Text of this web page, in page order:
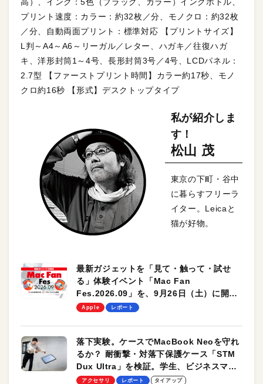
高）、インク：5色（ブラック、カラー）インクボトル、
プリント速度：カラー：約32枚／分、モノクロ：約32枚
／分、自動両面プリント：標準対応 【プリントサイズ】
L判～A4～A6～リーガル／レター、ハガキ／往復ハガ
キ、洋形封筒1～4号、長形封筒3号／4号、LCDパネル：
2.7型 【ファーストプリント時間】カラー約17秒、モノ
クロ約16秒 【形式】デスクトップタイプ
私が紹介しま
す！
松山 茂
東京の下町・谷中
に暮らすフリーラ
イター。Leicaと
猫が好物。
最新ガジェットを「見て・触って・試せ
る」体験イベント「Mac Fan
Fes.2026.09」を、9月26日（土）に開催
します！
Apple レポート
落下実験。ケースでMacBook Neoを守れ
るか？ 耐衝撃・対落下保護ケース「STM
Dux Ultra」を検証。学生、ビジネスマン
のモバイルユースに最適！
アクセサリ レポート タイアップ